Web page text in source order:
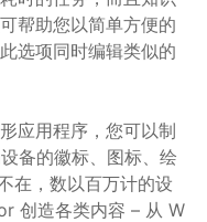
帮助您以简单方便的
选项同时编辑类似的
应用程序，您可以制
备的徽标、图标、绘
在，数以百万计的设
创造各类内容 – 从 W